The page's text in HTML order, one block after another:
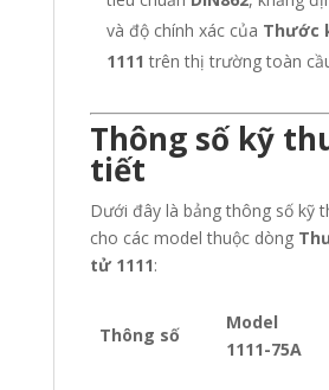
và độ chính xác của Thước
1111 trên thị trường toàn
Thông số kỹ
tiết
Dưới đây là bảng thông số kỹ
cho các model thuộc dòng
tử 1111:
Thông số
Model
1111-75A